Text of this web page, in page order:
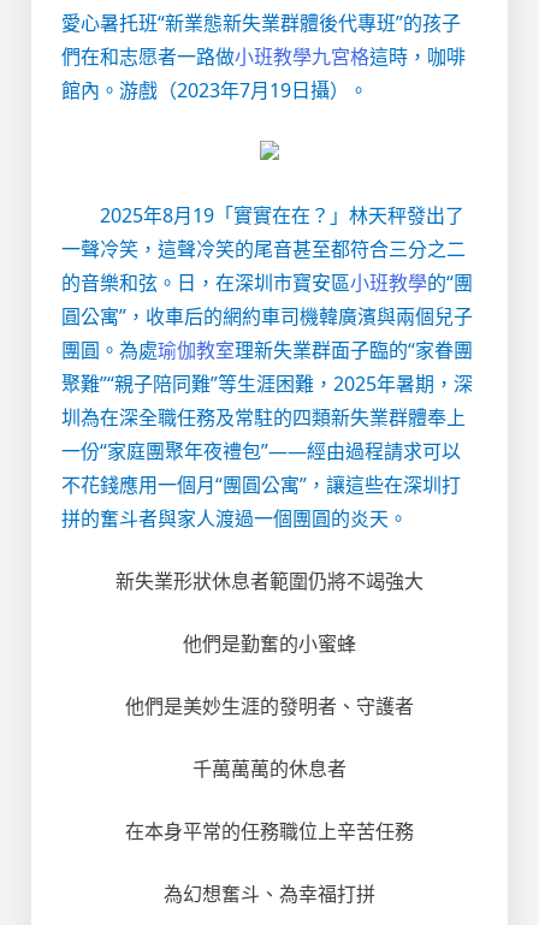
愛心暑托班“新業態新失業群體後代專班”的孩子
們在和志愿者一路做小班教學九宮格這時，咖啡
館內。游戲（2023年7月19日攝）。
2025年8月19「實實在在？」林天秤發出了
一聲冷笑，這聲冷笑的尾音甚至都符合三分之二
的音樂和弦。日，在深圳市寶安區小班教學的“團
圓公寓”，收車后的網約車司機韓廣濱與兩個兒子
團圓。為處瑜伽教室理新失業群面子臨的“家眷團
聚難”“親子陪同難”等生涯困難，2025年暑期，深
圳為在深全職任務及常駐的四類新失業群體奉上
一份“家庭團聚年夜禮包”——經由過程請求可以
不花錢應用一個月“團圓公寓”，讓這些在深圳打
拼的奮斗者與家人渡過一個團圓的炎天。
新失業形狀休息者範圍仍將不竭強大
他們是勤奮的小蜜蜂
他們是美妙生涯的發明者、守護者
千萬萬萬的休息者
在本身平常的任務職位上辛苦任務
為幻想奮斗、為幸福打拼